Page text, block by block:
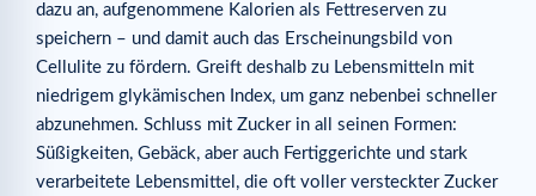
dazu an, aufgenommene Kalorien als Fettreserven zu
speichern – und damit auch das Erscheinungsbild von
Cellulite zu fördern. Greift deshalb zu Lebensmitteln mit
niedrigem glykämischen Index, um ganz nebenbei schneller
abzunehmen. Schluss mit Zucker in all seinen Formen:
Süßigkeiten, Gebäck, aber auch Fertiggerichte und stark
verarbeitete Lebensmittel, die oft voller versteckter Zucker